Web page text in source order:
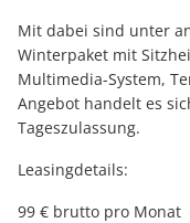
Mit dabei sind unter
Winterpaket mit
Multimedia-System,
Angebot handelt es
Tageszulassung.
Leasingdetails:
99 € brutto pro Monat